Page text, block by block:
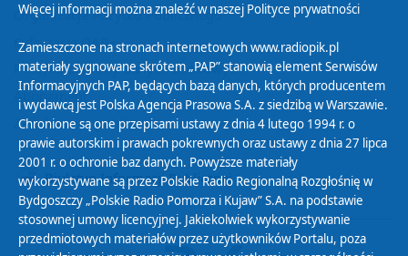
Organizacje Pożytku Publicznego
Cyfryzacja DAB+
Polityka ochrony danych osobowych
Abonament
Zamówienia publiczne
Biuletyn Informacji Publicznej
Więcej informacji można znaleźć w naszej Polityce prywatności
Zamieszczone na stronach internetowych www.radiopik.pl
materiały sygnowane skrótem „PAP” stanowią element Serwisów
Informacyjnych PAP, będących bazą danych, których producentem
i wydawcą jest Polska Agencja Prasowa S.A. z siedzibą w Warszawie.
Chronione są one przepisami ustawy z dnia 4 lutego 1994 r. o
prawie autorskim i prawach pokrewnych oraz ustawy z dnia 27 lipca
2001 r. o ochronie baz danych. Powyższe materiały
wykorzystywane są przez Polskie Radio Regionalną Rozgłośnię w
Bydgoszczy „Polskie Radio Pomorza i Kujaw” S.A. na podstawie
stosownej umowy licencyjnej. Jakiekolwiek wykorzystywanie
przedmiotowych materiałów przez użytkowników Portalu, poza